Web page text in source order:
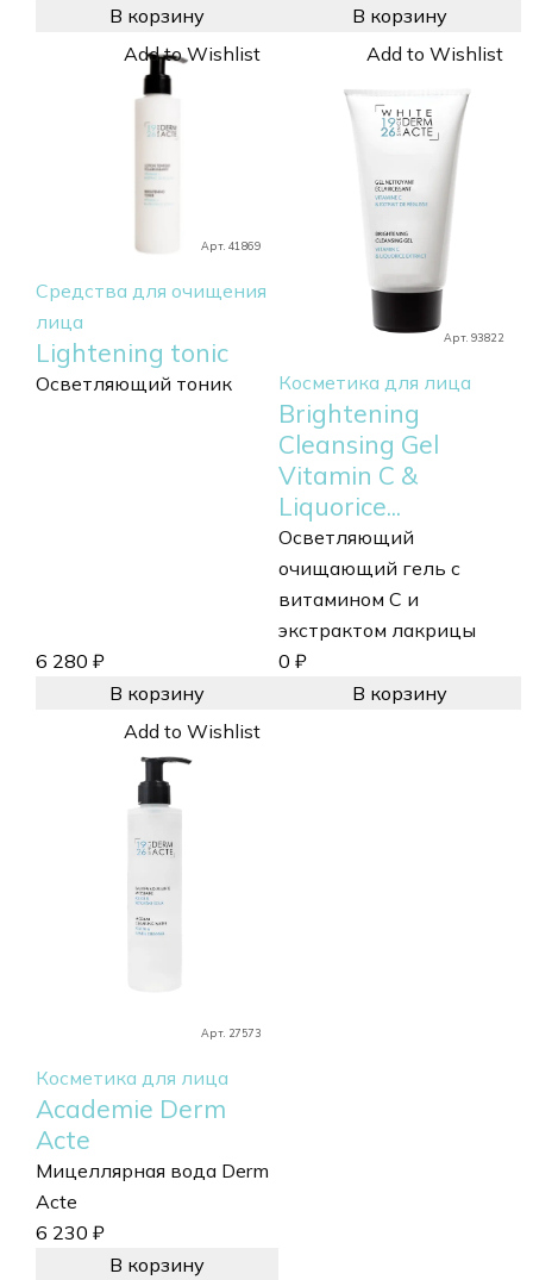
В корзину
В корзину
Арт. 41869
Add to Wishlist
Средства для очищения
лица
Lightening tonic
Осветляющий тоник
6 280 ₽
В корзину
Арт. 93822
Add to Wishlist
Косметика для лица
Brightening
Cleansing Gel
Vitamin C &
Liquorice...
Осветляющий
очищающий гель с
витамином С и
экстрактом лакрицы
0 ₽
В корзину
Арт. 27573
Add to Wishlist
Косметика для лица
Academie Derm
Acte
Мицеллярная вода Derm
Acte
6 230 ₽
В корзину